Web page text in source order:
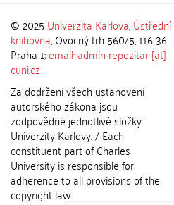
© 2025 Univerzita Karlova,Ústřední
knihovna, Ovocný trh 560/5, 116 36
Praha 1;email: admin-repozitar [at]
cuni.cz
Za dodržení všech ustanovení
autorského zákona jsou
zodpovědné jednotlivé složky
Univerzity Karlovy. / Each
constituent part of Charles
University is responsible for
adherence to all provisions of the
copyright law.